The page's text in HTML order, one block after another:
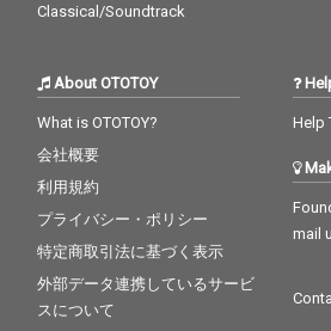
Classical/Soundtrack
About OTOTOY
What is OTOTOY?
会社概要
利用規約
プライバシー・ポリシー
特定商取引法に基づく表示
外部データ連携しているサービ
スについて
Help
mail